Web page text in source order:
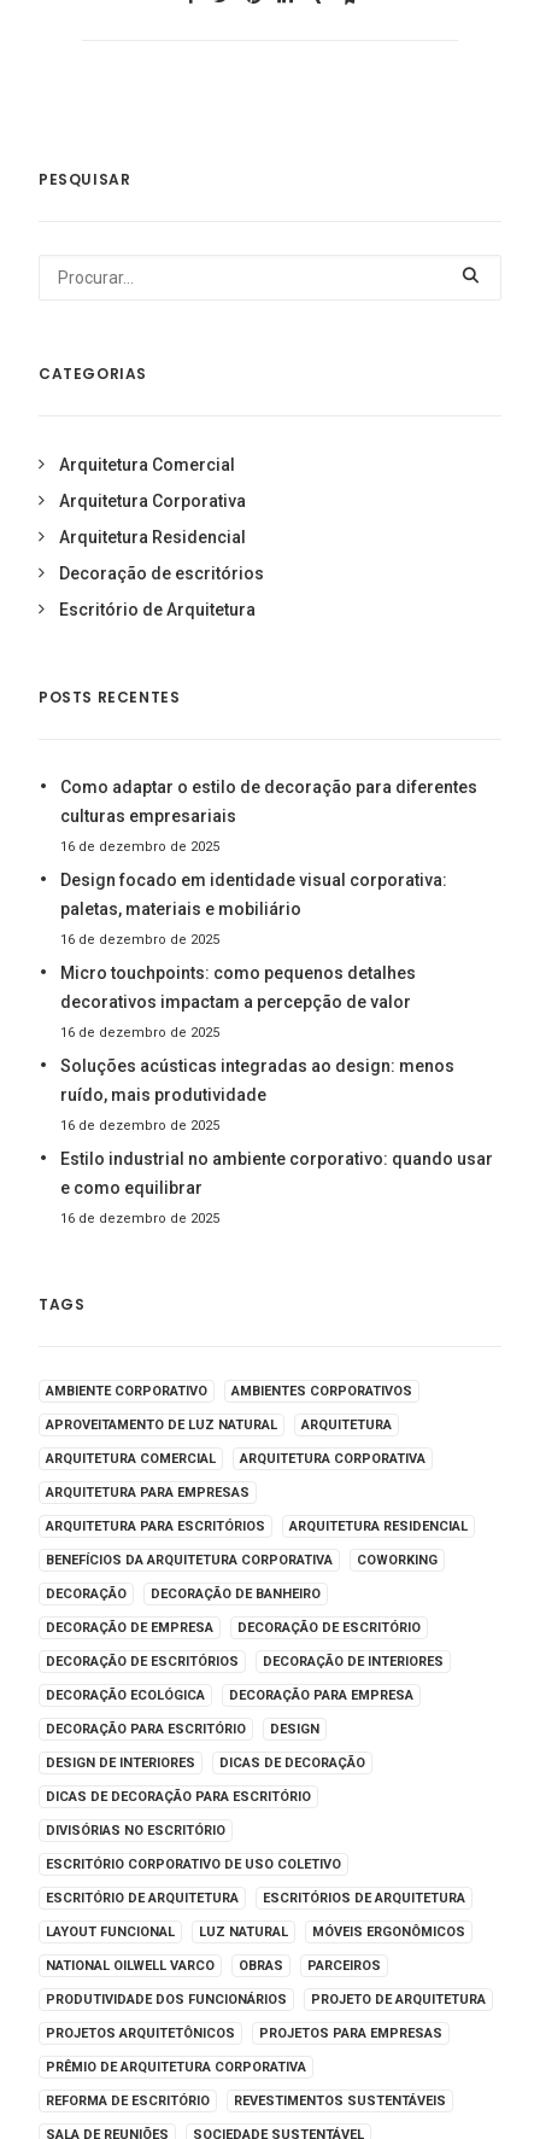
PESQUISAR
CATEGORIAS
Arquitetura Comercial
Arquitetura Corporativa
Arquitetura Residencial
Decoração de escritórios
Escritório de Arquitetura
POSTS RECENTES
Como adaptar o estilo de decoração para diferentes
culturas empresariais
16 de dezembro de 2025
Design focado em identidade visual corporativa:
paletas, materiais e mobiliário
16 de dezembro de 2025
Micro touchpoints: como pequenos detalhes
decorativos impactam a percepção de valor
16 de dezembro de 2025
Soluções acústicas integradas ao design: menos
ruído, mais produtividade
16 de dezembro de 2025
Estilo industrial no ambiente corporativo: quando usar
e como equilibrar
16 de dezembro de 2025
TAGS
AMBIENTE CORPORATIVO AMBIENTES CORPORATIVOS
APROVEITAMENTO DE LUZ NATURAL ARQUITETURA
ARQUITETURA COMERCIAL ARQUITETURA CORPORATIVA
ARQUITETURA PARA EMPRESAS
ARQUITETURA PARA ESCRITÓRIOS ARQUITETURA RESIDENCIAL
BENEFÍCIOS DA ARQUITETURA CORPORATIVA COWORKING
DECORAÇÃO DECORAÇÃO DE BANHEIRO
DECORAÇÃO DE EMPRESA DECORAÇÃO DE ESCRITÓRIO
DECORAÇÃO DE ESCRITÓRIOS DECORAÇÃO DE INTERIORES
DECORAÇÃO ECOLÓGICA DECORAÇÃO PARA EMPRESA
DECORAÇÃO PARA ESCRITÓRIO DESIGN
DESIGN DE INTERIORES DICAS DE DECORAÇÃO
DICAS DE DECORAÇÃO PARA ESCRITÓRIO
DIVISÓRIAS NO ESCRITÓRIO
ESCRITÓRIO CORPORATIVO DE USO COLETIVO
ESCRITÓRIO DE ARQUITETURA ESCRITÓRIOS DE ARQUITETURA
LAYOUT FUNCIONAL LUZ NATURAL MÓVEIS ERGONÔMICOS
NATIONAL OILWELL VARCO OBRAS PARCEIROS
PRODUTIVIDADE DOS FUNCIONÁRIOS PROJETO DE ARQUITETURA
PROJETOS ARQUITETÔNICOS PROJETOS PARA EMPRESAS
PRÊMIO DE ARQUITETURA CORPORATIVA
REFORMA DE ESCRITÓRIO REVESTIMENTOS SUSTENTÁVEIS
SALA DE REUNIÕES SOCIEDADE SUSTENTÁVEL